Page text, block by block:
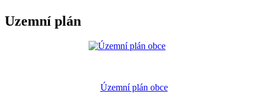
Uzemní plán
Územní plán obce